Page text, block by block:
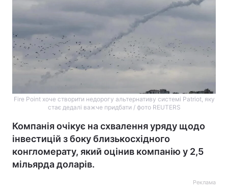
Fire Point хоче створити недорогу альтернативу системі Patriot, яку
стає дедалі важче придбати / фото REUTERS
Компанія очікує на схвалення уряду щодо
інвестицій з боку близькосхідного
конгломерату, який оцінив компанію у 2,5
мільярда доларів.
Реклама